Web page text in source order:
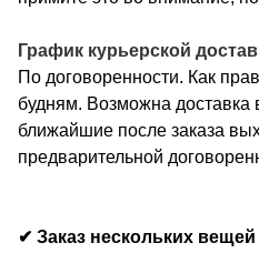
График курьерской
По договоренности. Как
будням. Возможна доставка
ближайшие после заказа
предварительной
✔ Заказ нескольких